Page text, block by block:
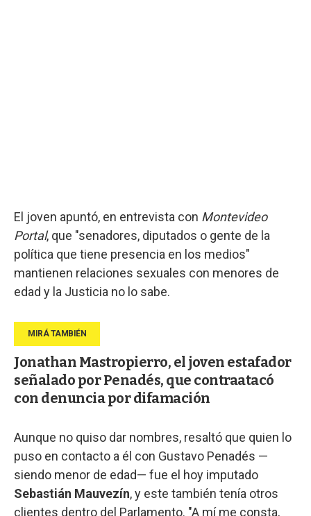
El joven apuntó, en entrevista con Montevideo
Portal, que "senadores, diputados o gente de la
política que tiene presencia en los medios"
mantienen relaciones sexuales con menores de
edad y la Justicia no lo sabe.
Jonathan Mastropierro, el joven estafador
señalado por Penadés, que contraatacó
con denuncia por difamación
Aunque no quiso dar nombres, resaltó que quien lo
puso en contacto a él con Gustavo Penadés —
siendo menor de edad— fue el hoy imputado
Sebastián Mauvezín, y este también tenía otros
clientes dentro del Parlamento. "A mí me consta,